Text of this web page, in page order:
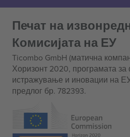
Печат на
Комисијата на ЕУ
Ticombo GmbH (матична
Хоризонт 2020, програмата
истражување и иновации на
предлог бр. 782393.